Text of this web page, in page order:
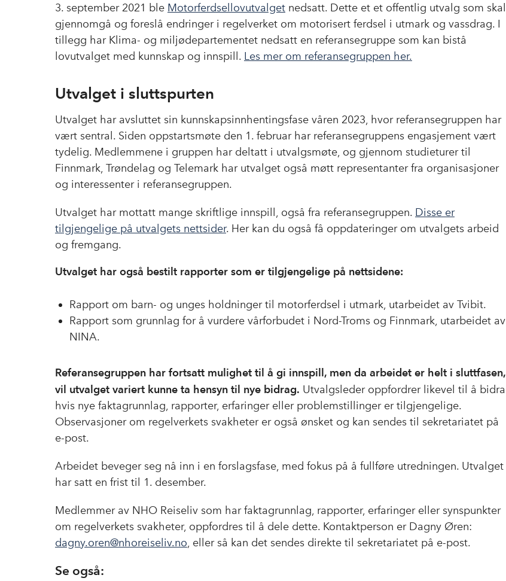
3. september 2021 ble Motorferdsellovutvalget nedsatt. Dette et et offentlig utvalg som skal
gjennomgå og foreslå endringer i regelverket om motorisert ferdsel i utmark og vassdrag. I
tillegg har Klima- og miljødepartementet nedsatt en referansegruppe som kan bistå
lovutvalget med kunnskap og innspill. Les mer om referansegruppen her.
Utvalget i sluttspurten
Utvalget har avsluttet sin kunnskapsinnhentingsfase våren 2023, hvor referansegruppen har
vært sentral. Siden oppstartsmøte den 1. februar har referansegruppens engasjement vært
tydelig. Medlemmene i gruppen har deltatt i utvalgsmøte, og gjennom studieturer til
Finnmark, Trøndelag og Telemark har utvalget også møtt representanter fra organisasjoner
og interessenter i referansegruppen.
Utvalget har mottatt mange skriftlige innspill, også fra referansegruppen. Disse er
tilgjengelige på utvalgets nettsider. Her kan du også få oppdateringer om utvalgets arbeid
og fremgang.
Utvalget har også bestilt rapporter som er tilgjengelige på nettsidene:
Rapport om barn- og unges holdninger til motorferdsel i utmark, utarbeidet av Tvibit.
Rapport som grunnlag for å vurdere vårforbudet i Nord-Troms og Finnmark, utarbeidet av
NINA.
Referansegruppen har fortsatt mulighet til å gi innspill, men da arbeidet er helt i sluttfasen,
vil utvalget variert kunne ta hensyn til nye bidrag. Utvalgsleder oppfordrer likevel til å bidra
hvis nye faktagrunnlag, rapporter, erfaringer eller problemstillinger er tilgjengelige.
Observasjoner om regelverkets svakheter er også ønsket og kan sendes til sekretariatet på
e-post.
Arbeidet beveger seg nå inn i en forslagsfase, med fokus på å fullføre utredningen. Utvalget
har satt en frist til 1. desember.
Medlemmer av NHO Reiseliv som har faktagrunnlag, rapporter, erfaringer eller synspunkter
om regelverkets svakheter, oppfordres til å dele dette. Kontaktperson er Dagny Øren:
dagny.oren@nhoreiseliv.no, eller så kan det sendes direkte til sekretariatet på e-post.
Se også: